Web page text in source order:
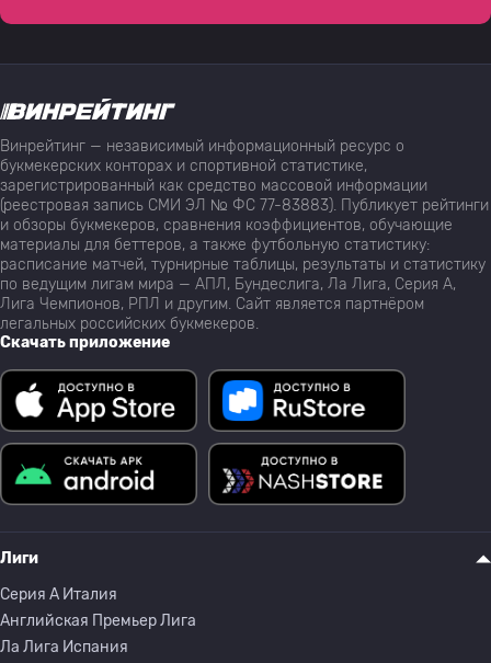
Винрейтинг — независимый информационный ресурс о
букмекерских конторах и спортивной статистике,
зарегистрированный как средство массовой информации
(реестровая запись СМИ ЭЛ № ФС 77-83883). Публикует рейтинги
и обзоры букмекеров, сравнения коэффициентов, обучающие
материалы для беттеров, а также футбольную статистику:
расписание матчей, турнирные таблицы, результаты и статистику
по ведущим лигам мира — АПЛ, Бундеслига, Ла Лига, Серия А,
Лига Чемпионов, РПЛ и другим. Сайт является партнёром
легальных российских букмекеров.
Скачать приложение
Лиги
Серия A Италия
Английская Премьер Лига
Ла Лига Испания